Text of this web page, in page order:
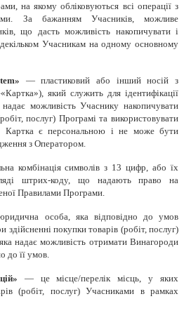
на якому обліковуються всі операції з
За бажанням Учасників, можливе
що дасть можливість накопичувати і
Учасникам на одному основному
— пластиковий або інший носій з
який служить для ідентифікації
можливість Учаснику накопичувати
послуг) Програмі та використовувати
Картка є персональною і не може бути
з Оператором.
комбінація символів з 13 цифр, або їх
штрих-коду, що надають право на
Правилами Програми.
особа, яка відповідно до умов
покупки товарів (робіт, послуг)
надає можливість отримати Винагороди
до її умов.
— це місце/перелік місць, у яких
(робіт, послуг) Учасниками в рамках